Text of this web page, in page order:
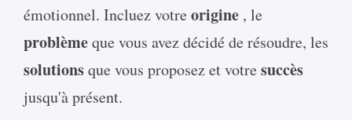
émotionnel. Incluez votreorigine , le
problèmeque vous avez décidé de résoudre, les
solutionsque vous proposez et votresuccès
jusqu'à présent.